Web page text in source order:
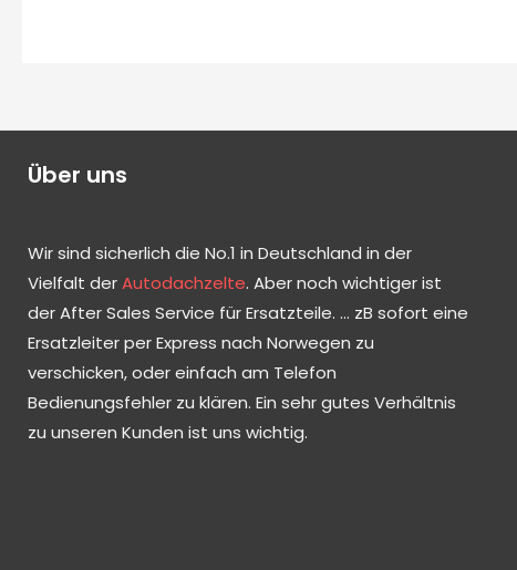
Über uns
Wir sind sicherlich die No.1 in Deutschland in der
Vielfalt derAutodachzelte. Aber noch wichtiger ist
der After Sales Service für Ersatzteile. … zB sofort eine
Ersatzleiter per Express nach Norwegen zu
verschicken, oder einfach am Telefon
Bedienungsfehler zu klären. Ein sehr gutes Verhältnis
zu unseren Kunden ist uns wichtig.